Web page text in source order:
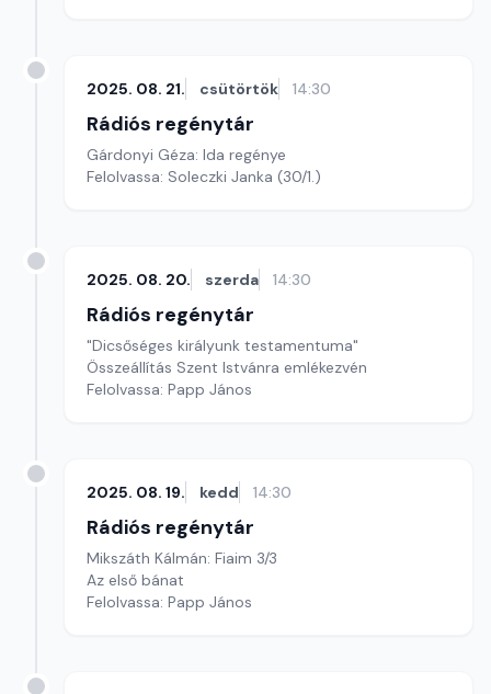
2025. 08. 21. csütörtök 14:30
Rádiós regénytár
Gárdonyi Géza: Ida regénye
Felolvassa: Soleczki Janka (30/1.)
2025. 08. 20. szerda 14:30
Rádiós regénytár
"Dicsőséges királyunk testamentuma"
Összeállítás Szent Istvánra emlékezvén
Felolvassa: Papp János
2025. 08. 19. kedd 14:30
Rádiós regénytár
Mikszáth Kálmán: Fiaim 3/3
Az első bánat
Felolvassa: Papp János